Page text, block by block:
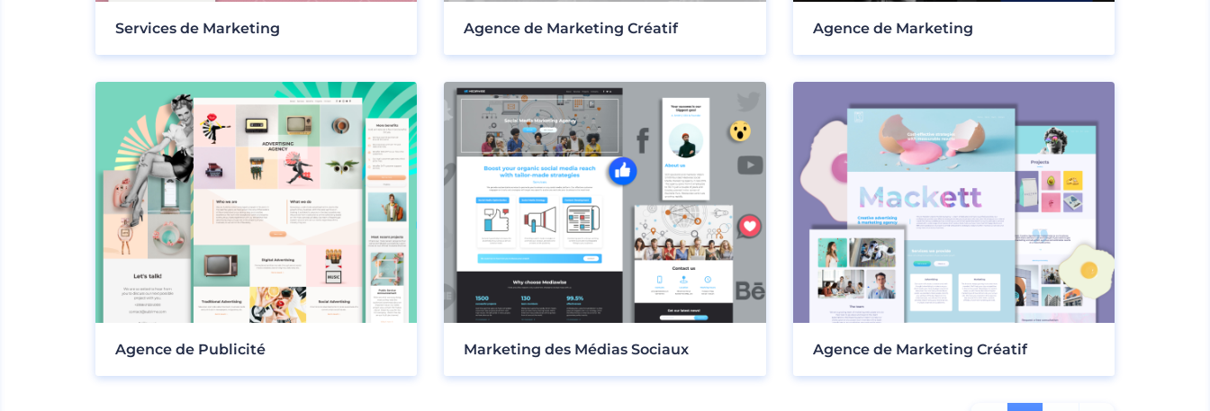
Services de Marketing Agence de Marketing Créatif Agence de Marketing
Agence de Publicité Marketing des Médias Sociaux Agence de Marketing Créatif